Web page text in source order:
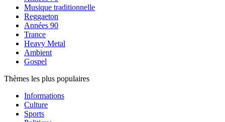
Musique traditionnelle
Reggaeton
Années 90
Trance
Heavy Metal
Ambient
Gospel
Thèmes les plus populaires
Informations
Culture
Sports